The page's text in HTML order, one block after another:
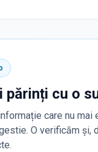
părinți cu o
care nu mai
O verificăm și,